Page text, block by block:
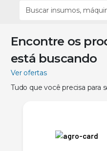
Encontre os
está buscando
Ver ofertas
Tudo que você precisa para